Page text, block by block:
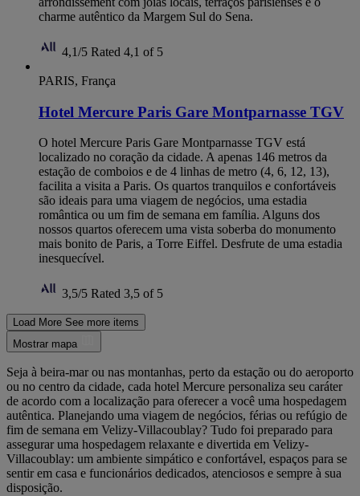
charme autêntico da Margem Sul do Sena.
4,1/5 Rated 4,1 of 5
PARIS, França
Hotel Mercure Paris Gare Montparnasse TGV
O hotel Mercure Paris Gare Montparnasse TGV está
localizado no coração da cidade. A apenas 146 metros da
estação de comboios e de 4 linhas de metro (4, 6, 12, 13),
facilita a visita a Paris. Os quartos tranquilos e confortáveis ​​
são ideais para uma viagem de negócios, uma estadia
romântica ou um fim de semana em família. Alguns dos
nossos quartos oferecem uma vista soberba do monumento
mais bonito de Paris, a Torre Eiffel. Desfrute de uma estadia
inesquecível.
3,5/5 Rated 3,5 of 5
Load More See more items
Mostrar mapa
Seja à beira-mar ou nas montanhas, perto da estação ou do aeroporto
ou no centro da cidade, cada hotel Mercure personaliza seu caráter
de acordo com a localização para oferecer a você uma hospedagem
autêntica. Planejando uma viagem de negócios, férias ou refúgio de
fim de semana em Velizy-Villacoublay? Tudo foi preparado para
assegurar uma hospedagem relaxante e divertida em Velizy-
Villacoublay: um ambiente simpático e confortável, espaços para se
sentir em casa e funcionários dedicados, atenciosos e sempre à sua
disposição.